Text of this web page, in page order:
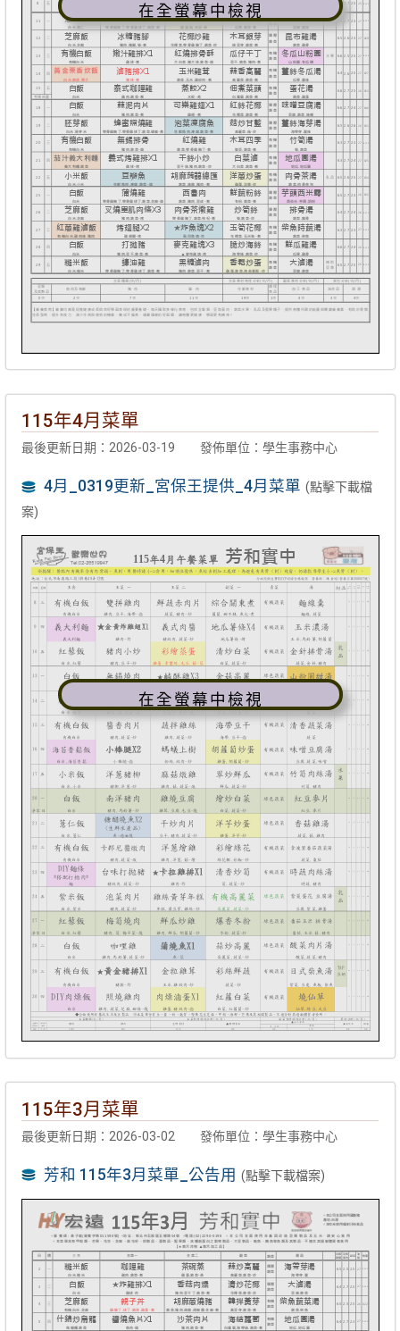
在全螢幕中檢視
115年4月菜單
最後更新日期：2026-03-19 發佈單位：學生事務中心
4月_0319更新_宮保王提供_4月菜單 (點擊下載檔
案)
在全螢幕中檢視
115年3月菜單
最後更新日期：2026-03-02 發佈單位：學生事務中心
芳和 115年3月菜單_公告用 (點擊下載檔案)